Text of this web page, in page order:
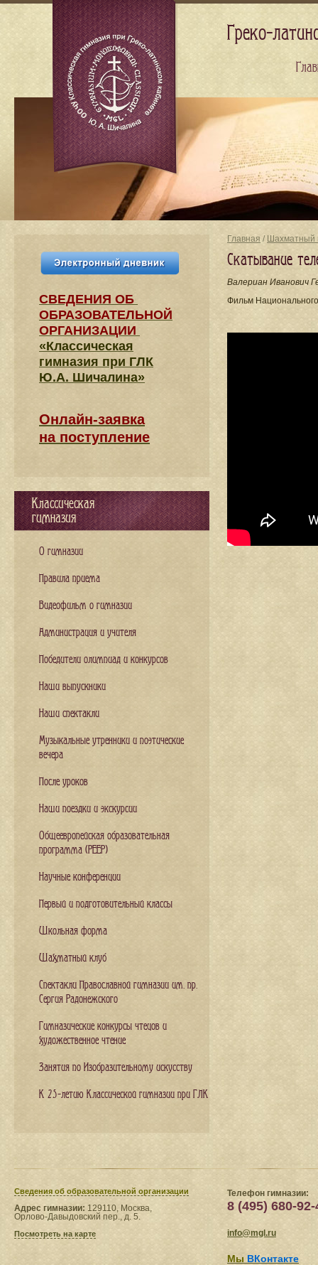
Главная / Шахматный
Скатывание
Валериан Иванович
Фильм
СВЕДЕНИЯ​ ОБ
ОБРАЗОВАТЕЛЬНОЙ
ОРГАНИЗАЦИИ
«Классическая
гимназия при ГЛК
Ю.А. Шичалина»
Онлайн-заявка
на поступление
Классическая
гимназия
О гимназии
Правила приема
Видеофильм о гимназии
Администрация и учителя
Победители олимпиад и конкурсов
Наши выпускники
Наши спектакли
Музыкальные утренники и поэтические
вечера
После уроков
Наши поездки и экскурсии
Общеевропейская образовательная
программа (PEEP)
Научные конференции
Первый и подготовительный классы
Школьная форма
Шахматный клуб
Спектакли Православной гимназии им. пр.
Сергия Радонежского
Гимназические конкурсы чтецов и
художественное чтение
Занятия по Изобразительному искусству
К 25-летию Классической гимназии при ГЛК
Сведения​ об образовательной организации
Адрес гимназии: 129110, Москва,
Орлово-Давыдовский пер., д. 5.
Посмотреть на карте
Телефон гимназии:
8 (495) 680-92-
info@mgl.ru
Мы ВКонтакте
Греко-